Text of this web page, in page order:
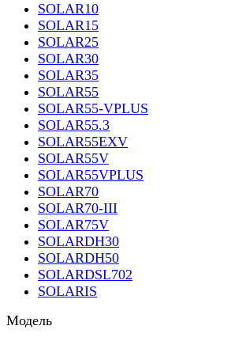
SOLAR10
SOLAR15
SOLAR25
SOLAR30
SOLAR35
SOLAR55
SOLAR55-VPLUS
SOLAR55.3
SOLAR55EXV
SOLAR55V
SOLAR55VPLUS
SOLAR70
SOLAR70-III
SOLAR75V
SOLARDH30
SOLARDH50
SOLARDSL702
SOLARIS
Модель